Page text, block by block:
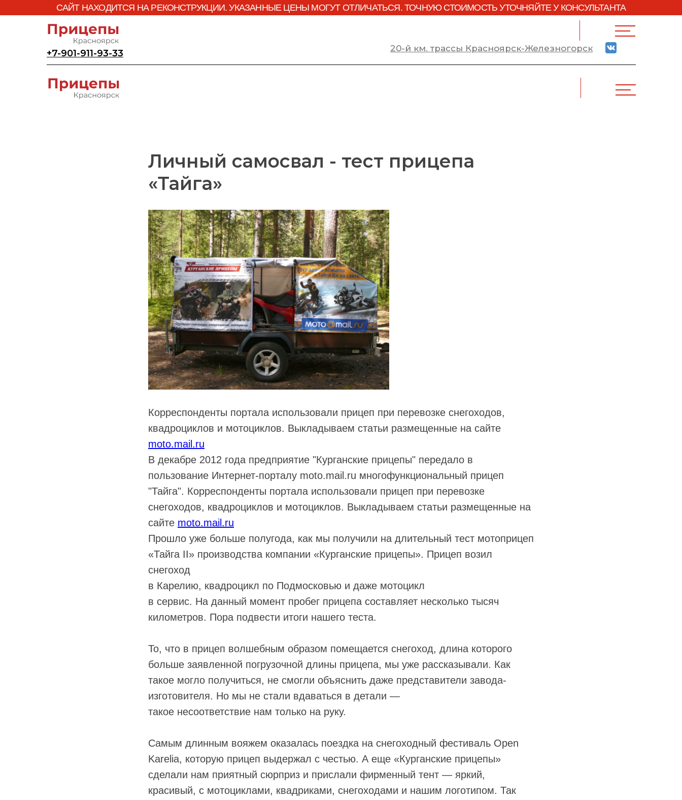
САЙТ НАХОДИТСЯ НА РЕКОНСТРУКЦИИ. УКАЗАННЫЕ ЦЕНЫ МОГУТ ОТЛИЧАТЬСЯ. ТОЧНУЮ СТОИМОСТЬ УТОЧНЯЙТЕ У КОНСУЛЬТАНТА
+7-901-911-93-33 20-й км. трассы Красноярск-Железногорск
Личный самосвал - тест прицепа
«Тайга»
Корреспонденты портала использовали прицеп при перевозке снегоходов,
квадроциклов и мотоциклов. Выкладываем статьи размещенные на сайте
moto.mail.ru
В декабре 2012 года предприятие "Курганские прицепы" передало в
пользование Интернет-порталу moto.mail.ru многофункциональный прицеп
"Тайга". Корреспонденты портала использовали прицеп при перевозке
снегоходов, квадроциклов и мотоциклов. Выкладываем статьи размещенные на
сайте moto.mail.ru
Прошло уже больше полугода, как мы получили на длительный тест мотоприцеп
«Тайга II» производства компании «Курганские прицепы». Прицеп возил
снегоход
в Карелию, квадроцикл по Подмосковью и даже мотоцикл
в сервис. На данный момент пробег прицепа составляет несколько тысяч
километров. Пора подвести итоги нашего теста.
То, что в прицеп волшебным образом помещается снегоход, длина которого
больше заявленной погрузочной длины прицепа, мы уже рассказывали. Как
такое могло получиться, не смогли объяснить даже представители завода-
изготовителя. Но мы не стали вдаваться в детали —
такое несоответствие нам только на руку.
Самым длинным вояжем оказалась поездка на снегоходный фестиваль Open
Karelia, которую прицеп выдержал с честью. А еще «Курганские прицепы»
сделали нам приятный сюрприз и прислали фирменный тент — яркий,
красивый, с мотоциклами, квадриками, снегоходами и нашим логотипом. Так